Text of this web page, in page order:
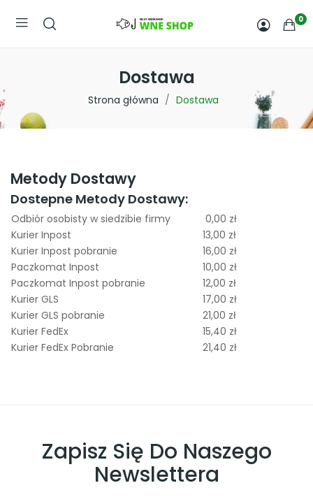
0
Dostawa
Strona główna Dostawa
Metody Dostawy
Dostepne Metody Dostawy:
Odbiór osobisty w siedzibie firmy
0,00 zł
Kurier Inpost
13,00 zł
Kurier Inpost pobranie
16,00 zł
Paczkomat Inpost
10,00 zł
Paczkomat Inpost pobranie
12,00 zł
Kurier GLS
17,00 zł
Kurier GLS pobranie
21,00 zł
Kurier FedEx
15,40 zł
Kurier FedEx Pobranie
21,40 zł
Zapisz Się Do Naszego
Newslettera